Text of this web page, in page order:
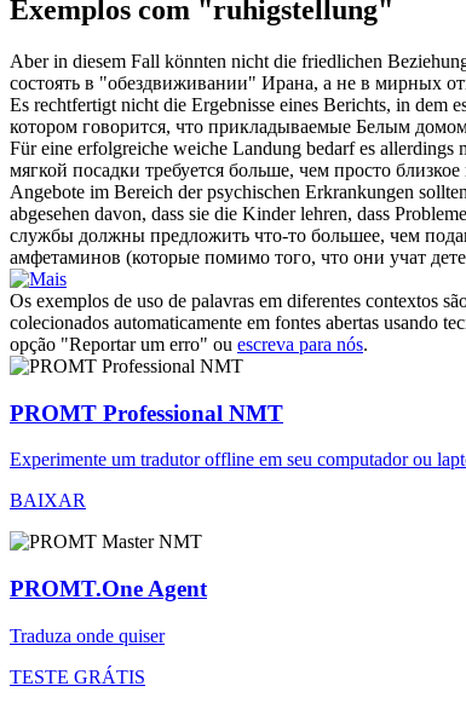
Exemplos com "ruhigstellung"
Aber in diesem Fall könnten nicht die friedlichen
состоять в "обездвиживании" Ирана, а не в мирных
Es rechtfertigt nicht die Ergebnisse eines Berichts, in dem
котором говорится, что прикладываемые Белым
Für eine erfolgreiche weiche Landung bedarf es allerdings
мягкой посадки требуется больше, чем просто
Angebote im Bereich der psychischen Erkrankungen
abgesehen davon, dass sie die Kinder lehren, dass
службы должны предложить что-то большее, чем
амфетаминов (которые помимо того, что они учат
Os exemplos de uso de palavras em diferentes contextos
colecionados automaticamente em fontes abertas usando
opção "Reportar um erro" ou escreva para nós.
PROMT Professional NMT
Experimente um tradutor offline em seu computador ou
BAIXAR
PROMT.One Agent
Traduza onde quiser
TESTE GRÁTIS